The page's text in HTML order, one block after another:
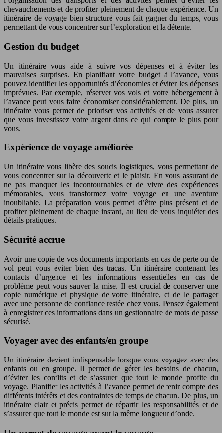
chevauchements et de profiter pleinement de chaque expérience. Un
itinéraire de voyage bien structuré vous fait gagner du temps, vous
permettant de vous concentrer sur l’exploration et la détente.
Gestion du budget
Un itinéraire vous aide à suivre vos dépenses et à éviter les
mauvaises surprises. En planifiant votre budget à l’avance, vous
pouvez identifier les opportunités d’économies et éviter les dépenses
imprévues. Par exemple, réserver vos vols et votre hébergement à
l’avance peut vous faire économiser considérablement. De plus, un
itinéraire vous permet de prioriser vos activités et de vous assurer
que vous investissez votre argent dans ce qui compte le plus pour
vous.
Expérience de voyage améliorée
Un itinéraire vous libère des soucis logistiques, vous permettant de
vous concentrer sur la découverte et le plaisir. En vous assurant de
ne pas manquer les incontournables et de vivre des expériences
mémorables, vous transformez votre voyage en une aventure
inoubliable. La préparation vous permet d’être plus présent et de
profiter pleinement de chaque instant, au lieu de vous inquiéter des
détails pratiques.
Sécurité accrue
Avoir une copie de vos documents importants en cas de perte ou de
vol peut vous éviter bien des tracas. Un itinéraire contenant les
contacts d’urgence et les informations essentielles en cas de
problème peut vous sauver la mise. Il est crucial de conserver une
copie numérique et physique de votre itinéraire, et de le partager
avec une personne de confiance restée chez vous. Pensez également
à enregistrer ces informations dans un gestionnaire de mots de passe
sécurisé.
Voyager avec des enfants/en groupe
Un itinéraire devient indispensable lorsque vous voyagez avec des
enfants ou en groupe. Il permet de gérer les besoins de chacun,
d’éviter les conflits et de s’assurer que tout le monde profite du
voyage. Planifier les activités à l’avance permet de tenir compte des
différents intérêts et des contraintes de temps de chacun. De plus, un
itinéraire clair et précis permet de répartir les responsabilités et de
s’assurer que tout le monde est sur la même longueur d’onde.